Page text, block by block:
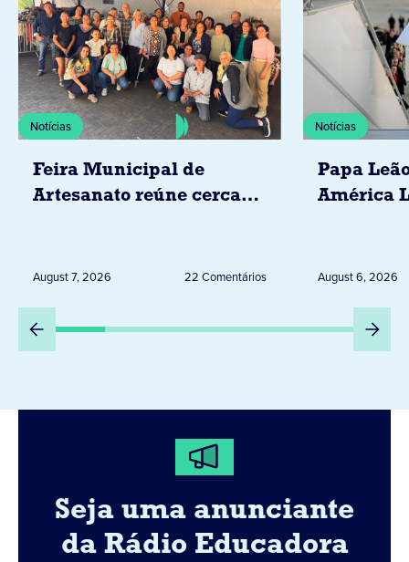
Notícias
Feira Municipal de
Artesanato reúne cerca
August 7, 2026 22 Comentários
Notícias
Papa
América
Peru
August 6, 2026
Seja uma anunciante
da Rádio Educadora